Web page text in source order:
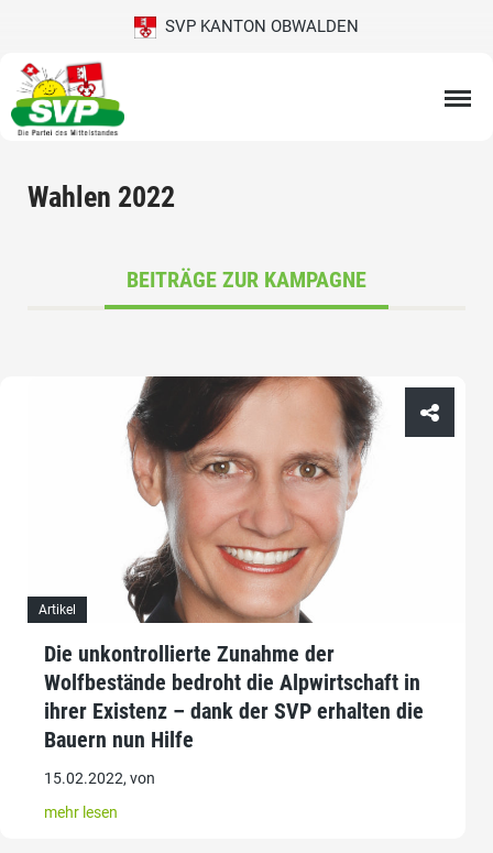
SVP KANTON OBWALDEN
Wahlen 2022
BEITRÄGE ZUR KAMPAGNE
Artikel
Die unkontrollierte Zunahme der
Wolfbestände bedroht die Alpwirtschaft in
ihrer Existenz – dank der SVP erhalten die
Bauern nun Hilfe
15.02.2022, von
mehr lesen